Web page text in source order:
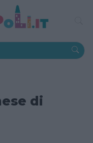
di